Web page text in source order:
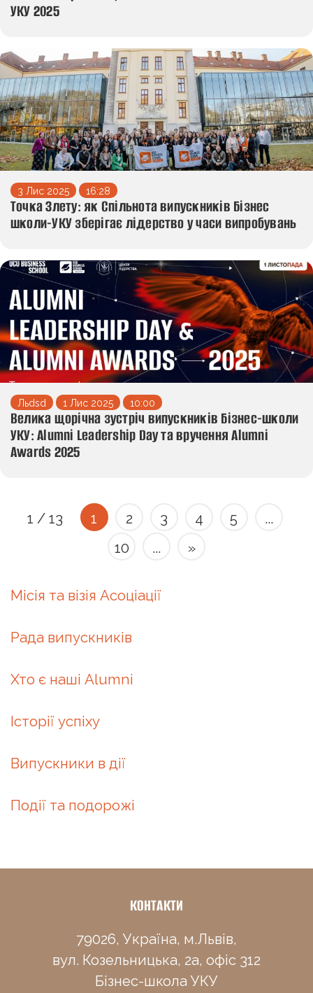
УКУ 2025
3 Лис 2025 16:28
Точка Злету: як Спільнота випускників Бізнес
школи-УКУ зберігає лідерство у часи випробувань
Льdsd 1 Лис 2025 10:00
Велика щорічна зустріч випускників Бізнес-школи
УКУ: Alumni Leadership Day та вручення Alumni
Awards 2025
1 / 13 1 2 3 4 5
...
10
... »
Місія та візія Асоціації
Рада випускників
Хто є наші Alumni
Історії успіху
Випускники в дії
Події та подорожі
КОНТАКТИ
79026, Україна, м.Львів,
вул. Козельницька, 2а, офіс 312
Бізнес-школа УКУ